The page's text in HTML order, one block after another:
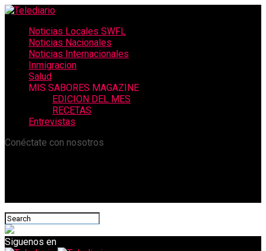
Noticias Locales SWFL
Noticias Nacionales
Noticias Internacionales
Inmigracion
Salud
MIS SABORES MAGAZINE
EDICION DEL MES
RECETAS
Entrevistas
Conéctate con nosotros
Siguenos en